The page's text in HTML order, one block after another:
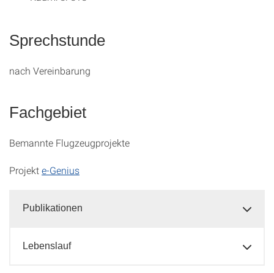
Sprechstunde
nach Vereinbarung
Fachgebiet
Bemannte Flugzeugprojekte
Projekte-Genius
Publikationen
Lebenslauf